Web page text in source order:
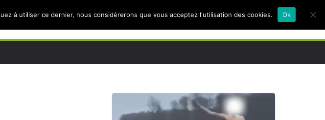
à utiliser ce dernier, nous considérerons que vous acceptez l'utilisation des cookies. Ok